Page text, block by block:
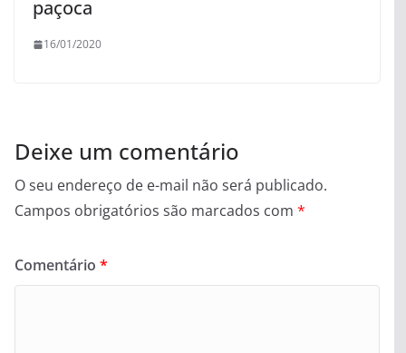
paçoca
16/01/2020
Deixe um comentário
O seu endereço de e-mail não será publicado.
Campos obrigatórios são marcados com *
Comentário *